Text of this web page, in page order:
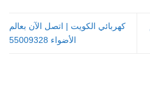
كهربائي الكويت | اتصل الآن بعالم
الأضواء 55009328